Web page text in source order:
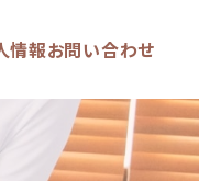
情報お問い合わせ